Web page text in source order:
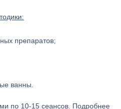
препаратов;
ванны.
по 10-15 сеансов. Подробнее